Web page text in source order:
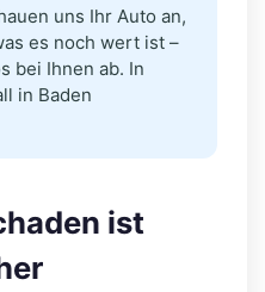
uns Ihr Auto an,
es noch wert ist –
bei Ihnen ab. In
in Baden
ist